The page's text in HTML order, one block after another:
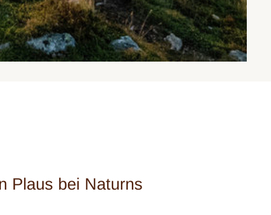
Plaus bei Naturns